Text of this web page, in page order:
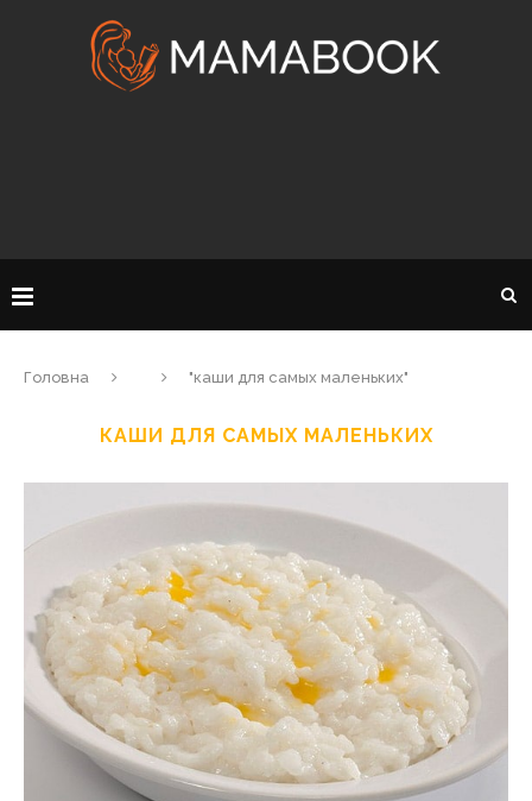
Головна "каши для самых маленьких"
КАШИ ДЛЯ САМЫХ МАЛЕНЬКИХ